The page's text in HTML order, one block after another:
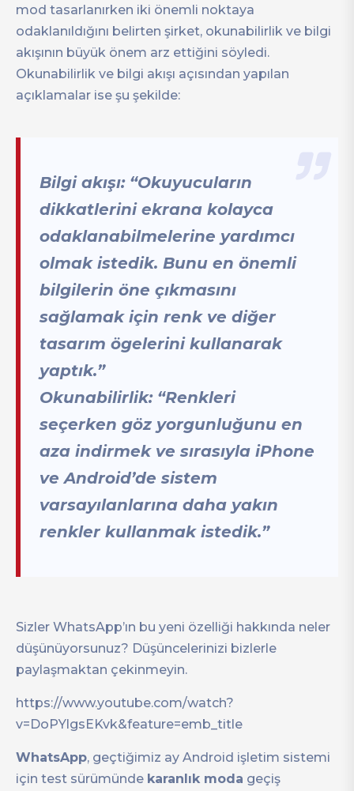
mod tasarlanırken iki önemli noktaya
odaklanıldığını belirten şirket, okunabilirlik ve bilgi
akışının büyük önem arz ettiğini söyledi.
Okunabilirlik ve bilgi akışı açısından yapılan
açıklamalar ise şu şekilde:
Bilgi akışı: “Okuyucuların
dikkatlerini ekrana kolayca
odaklanabilmelerine yardımcı
olmak istedik. Bunu en önemli
bilgilerin öne çıkmasını
sağlamak için renk ve diğer
tasarım ögelerini kullanarak
yaptık.”
Okunabilirlik: “Renkleri
seçerken göz yorgunluğunu en
aza indirmek ve sırasıyla iPhone
ve Android’de sistem
varsayılanlarına daha yakın
renkler kullanmak istedik.”
Sizler WhatsApp’ın bu yeni özelliği hakkında neler
düşünüyorsunuz? Düşüncelerinizi bizlerle
paylaşmaktan çekinmeyin.
https://www.youtube.com/watch?
v=DoPYlgsEKvk&feature=emb_title
WhatsApp, geçtiğimiz ay Android işletim sistemi
için test sürümünde karanlık moda geçiş